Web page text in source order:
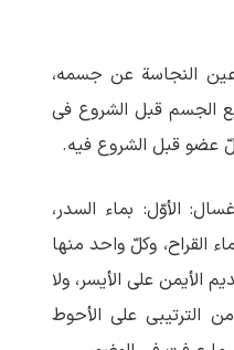
النجاسة عن جسمه،
الجسم قبل الشروع فی
عضو قبل الشروع فیه.
الأوّل: بماء السدر،
القراح، وکلّ واحد منها
الأیمن علی الأیسر، ولا
الترتیبی علی الأحوط